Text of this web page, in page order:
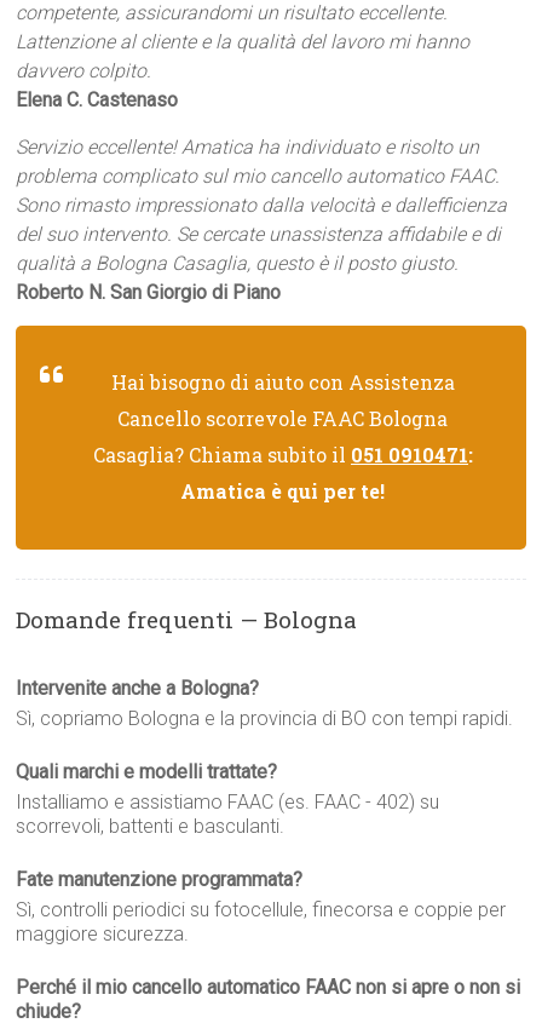
competente, assicurandomi un risultato eccellente.
Lattenzione al cliente e la qualità del lavoro mi hanno
davvero colpito.
Elena C. Castenaso
Servizio eccellente! Amatica ha individuato e risolto un
problema complicato sul mio cancello automatico FAAC.
Sono rimasto impressionato dalla velocità e dallefficienza
del suo intervento. Se cercate unassistenza affidabile e di
qualità a Bologna Casaglia, questo è il posto giusto.
Roberto N. San Giorgio di Piano
Hai bisogno di aiuto con Assistenza
Cancello scorrevole FAAC Bologna
Casaglia? Chiama subito il 051 0910471:
Amatica è qui per te!
Domande frequenti — Bologna
Intervenite anche a Bologna?
Sì, copriamo Bologna e la provincia di BO con tempi rapidi.
Quali marchi e modelli trattate?
Installiamo e assistiamo FAAC (es. FAAC - 402) su
scorrevoli, battenti e basculanti.
Fate manutenzione programmata?
Sì, controlli periodici su fotocellule, finecorsa e coppie per
maggiore sicurezza.
Perché il mio cancello automatico FAAC non si apre o non si
chiude?